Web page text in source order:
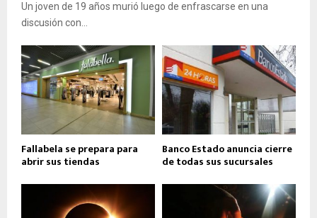
Un joven de 19 años murió luego de enfrascarse en una
discusión con...
Fallabela se prepara para
abrir sus tiendas
Banco Estado anuncia cierre
de todas sus sucursales